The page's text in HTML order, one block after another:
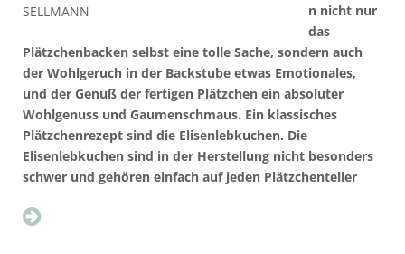
SELLMANN
n nicht nur
das
Plätzchenbacken selbst eine tolle Sache, sondern auch
der Wohlgeruch in der Backstube etwas Emotionales,
und der Genuß der fertigen Plätzchen ein absoluter
Wohlgenuss und Gaumenschmaus. Ein klassisches
Plätzchenrezept sind die Elisenlebkuchen. Die
Elisenlebkuchen sind in der Herstellung nicht besonders
schwer und gehören einfach auf jeden Plätzchenteller